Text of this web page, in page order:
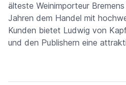
älteste Weinimporteur
Jahren dem Handel mit
Kunden bietet Ludwig von
und den Publishern eine